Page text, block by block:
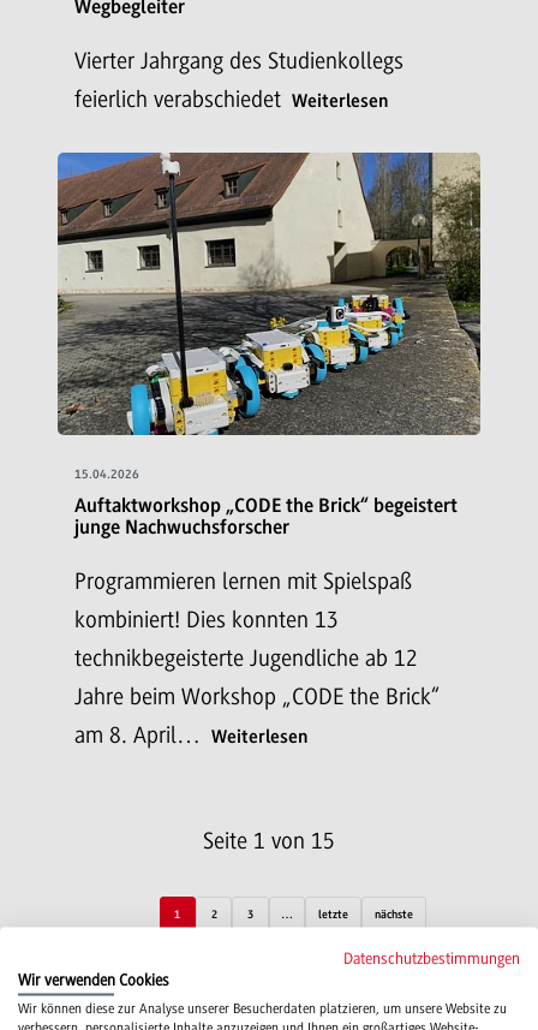
Wegbegleiter
Vierter Jahrgang des Studienkollegs
feierlich verabschiedet Weiterlesen
15.04.2026
Auftaktworkshop „CODE the Brick“ begeistert
junge Nachwuchsforscher
Programmieren lernen mit Spielspaß
kombiniert! Dies konnten 13
technikbegeisterte Jugendliche ab 12
Jahre beim Workshop „CODE the Brick“
am 8. April…
Weiterlesen
Seite 1 von 15
1 2 3 … letzte nächste
Datenschutzbestimmungen
Wir verwenden Cookies
Wir können diese zur Analyse unserer Besucherdaten platzieren, um unsere Website zu